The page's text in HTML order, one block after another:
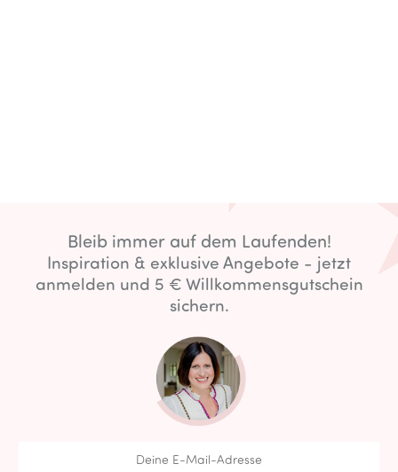
Bleib immer auf dem Laufenden!
Inspiration & exklusive Angebote - jetzt
anmelden und 5 € Willkommensgutschein
sichern.